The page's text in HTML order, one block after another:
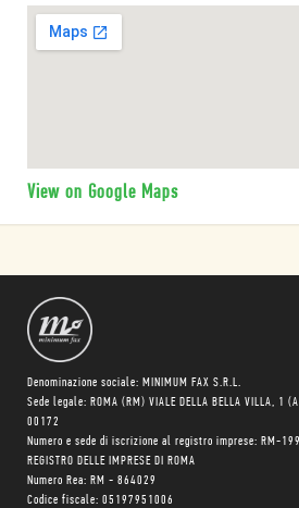
View on Google Maps
Denominazione sociale: MINIMUM FAX S.R.L.
Sede legale: ROMA (RM) VIALE DELLA BELLA VILLA, 1
00172
Numero e sede di iscrizione al registro imprese: RM-
REGISTRO DELLE IMPRESE DI ROMA
Numero Rea: RM - 864029
Codice fiscale: 05197951006